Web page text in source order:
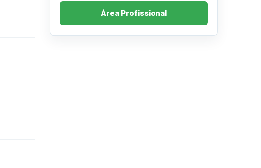
Área Profissional